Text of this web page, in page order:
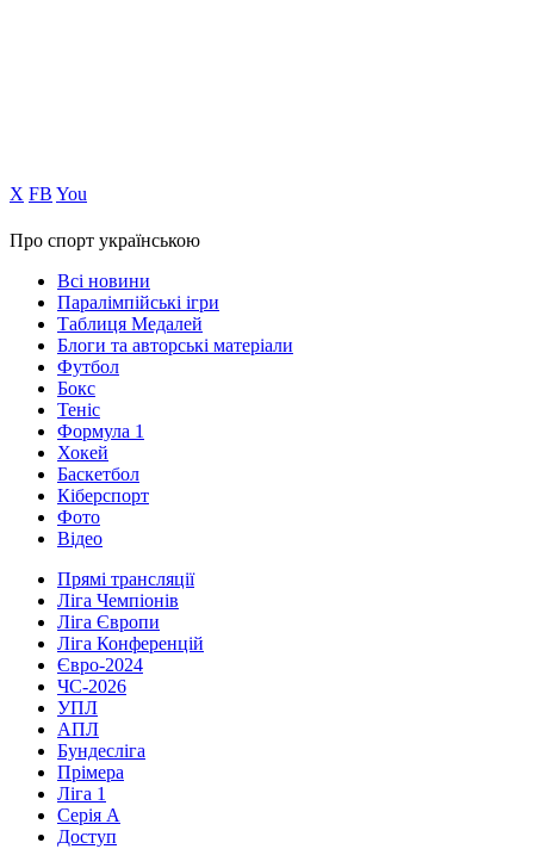
Х FB You
Про спорт українською
Всі новини
Паралімпійські ігри
Таблиця Медалей
Блоги та авторські матеріали
Футбол
Бокс
Теніс
Формула 1
Хокей
Баскетбол
Кіберспорт
Фото
Відео
Прямі трансляції
Ліга Чемпіонів
Ліга Європи
Ліга Конференцій
Євро-2024
ЧС-2026
УПЛ
АПЛ
Бундесліга
Прімера
Ліга 1
Серія А
Доступ